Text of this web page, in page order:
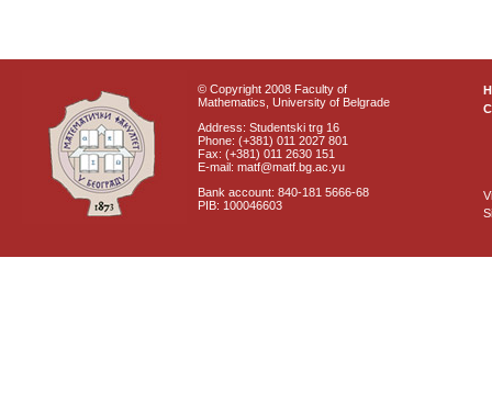
© Copyright 2008 Faculty of
Mathematics, University of Belgrade
Address: Studentski trg 16
Phone: (+381) 011 2027 801
Fax: (+381) 011 2630 151
E-mail: matf@matf.bg.ac.yu
Bank account: 840-181 5666-68
PIB: 100046603